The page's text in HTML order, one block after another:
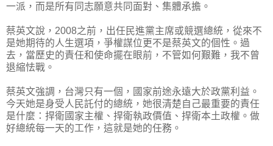
一派，而是所有同志願意共同面對、集體承擔。
蔡英文說，2008之前，出任民進黨主席或競選總統，從來不
是她期待的人生選項，爭權謀位更不是蔡英文的個性。過
去，當歷史的責任和使命擺在眼前，不管如何艱難，我不曾
退縮怯戰。
蔡英文強調，台灣只有一個，國家前途永遠大於政黨利益。
今天她是身受人民託付的總統，她很清楚自己最重要的責任
是什麼：捍衛國家主權、捍衛執政價值、捍衛本土政權。做
好總統每一天的工作，這就是她的任務。